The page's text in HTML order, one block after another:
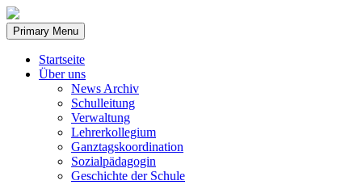
Skip
to
content
Primary Menu
Startseite
Über uns
News Archiv
Schulleitung
Verwaltung
Lehrerkollegium
Ganztagskoordination
Sozialpädagogin
Geschichte der Schule